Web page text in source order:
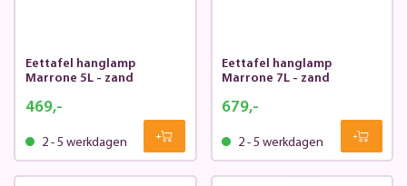
Eettafel hanglamp
Marrone 5L - zand
469,-
2 - 5 werkdagen
Eettafel hanglamp
Marrone 7L - zand
679,-
2 - 5 werkdagen